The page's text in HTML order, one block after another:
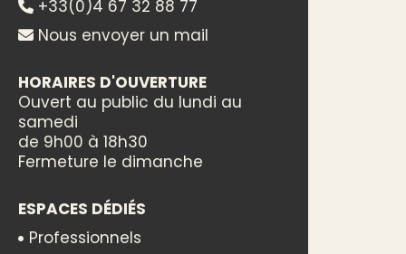
+33(0)4 67 32 88 77
Nous envoyer un mail
HORAIRES D'OUVERTURE
Ouvert au public du lundi au
samedi
de 9h00 à 18h30
Fermeture le dimanche
ESPACES DÉDIÉS
Professionnels